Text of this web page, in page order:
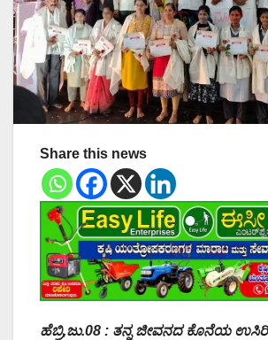
Share this news
ಹೆಬ್ರಿ,ಜು.08 : ತನ್ನ ಜೀವನದ ಕೊನೆಯ